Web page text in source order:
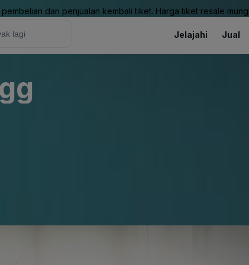
dan penjualan kembali tiket. Harga tiket resale
Jelajahi Jual